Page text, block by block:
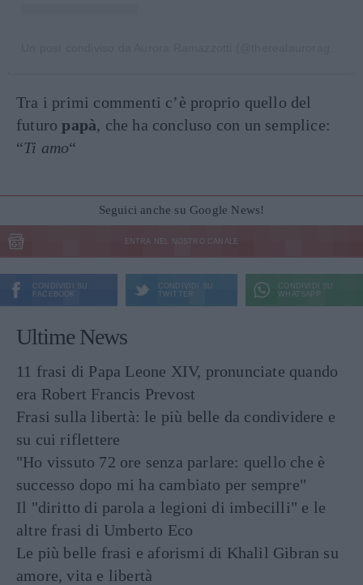
Tra i primi commenti c’è proprio quello del
futuropapà, che ha concluso con un semplice:
“Ti amo“
Seguici anche su Google News!
ENTRA NEL NOSTRO CANALE
CONDIVIDI SU
FACEBOOK
CONDIVIDI SU
TWITTER
CONDIVIDI SU
WHATSAPP
Ultime News
11 frasi di Papa Leone XIV, pronunciate quando
era Robert Francis Prevost
Frasi sulla libertà: le più belle da condividere e
su cui riflettere
"Ho vissuto 72 ore senza parlare: quello che è
successo dopo mi ha cambiato per sempre"
Il "diritto di parola a legioni di imbecilli" e le
altre frasi di Umberto Eco
Le più belle frasi e aforismi di Khalil Gibran su
amore, vita e libertà